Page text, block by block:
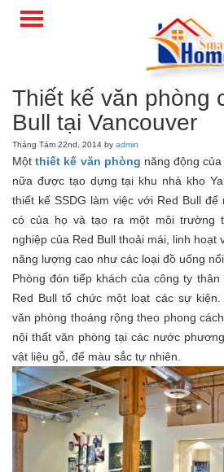
Thiết kế văn phòng
Bull tại Vancouver
Tháng Tám 22nd, 2014 by admin
Mộtthiết kế văn phòng năng động
nữa được tạo dựng tại khu nhà kho
thiết kế SSDG làm việc với Red Bull
có của họ và tạo ra một môi trường
nghiệp của Red Bull thoải mái, linh hoạt
năng lượng cao như các loại đồ uống
Phòng đón tiếp khách của công ty
Red Bull tổ chức một loạt các sự kiện.
văn phòng thoáng rộng theo phong
nội thất văn phòng tại các nước
vật liệu gỗ, để màu sắc tự nhiên.